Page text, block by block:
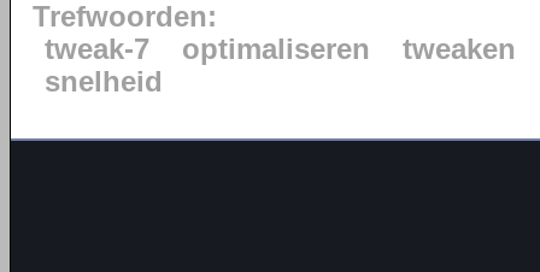
Trefwoorden:
tweak-7
optimaliseren
tweaken
snelheid